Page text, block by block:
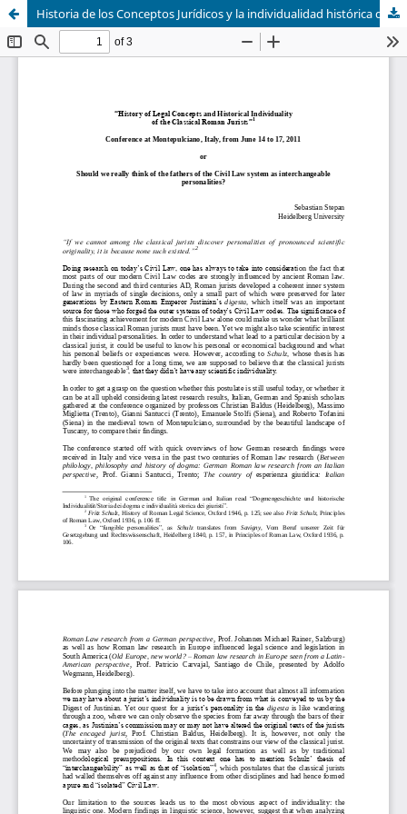
Historia de los Conceptos Jurídicos y la individualidad histórica de los juristas romanos clásicos